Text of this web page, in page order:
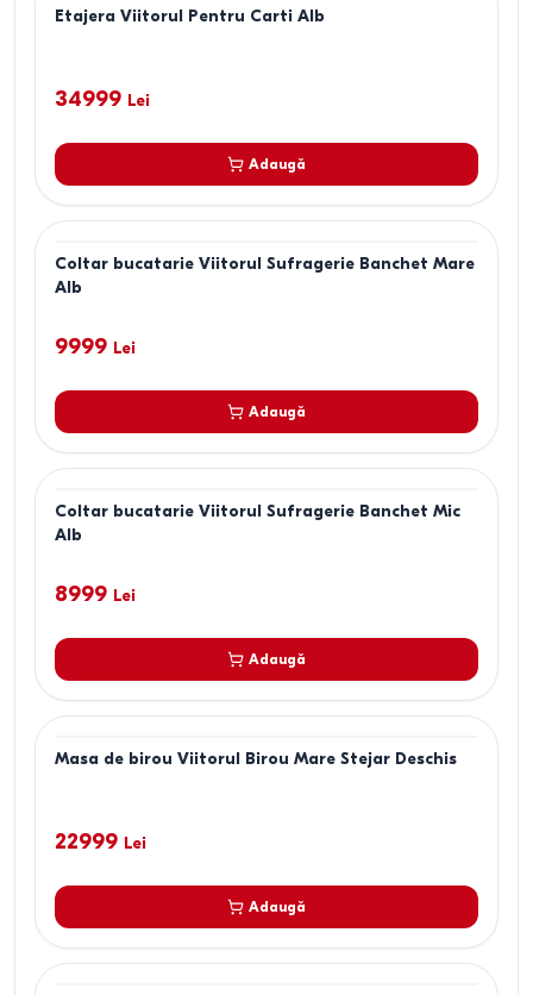
Etajera Viitorul Pentru Carti Alb
34999 Lei
Adaugă
Coltar bucatarie Viitorul Sufragerie Banchet Mare
Alb
9999 Lei
Adaugă
Coltar bucatarie Viitorul Sufragerie Banchet Mic
Alb
8999 Lei
Adaugă
Masa de birou Viitorul Birou Mare Stejar Deschis
22999 Lei
Adaugă